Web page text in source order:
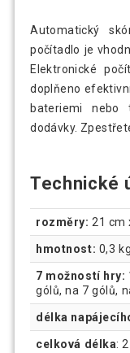
Automatický
počítadlo je
Elektronické
doplňeno
bateriemi
dodávky.
Technické
rozměry: 21 cm
hmotnost: 0,3 kg
7 možností hry:
gólů, na 7 gólů,
délka
celková délka: